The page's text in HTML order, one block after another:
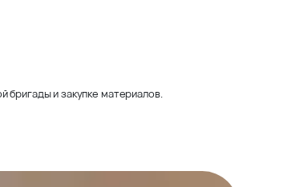
бригады и закупке материалов.